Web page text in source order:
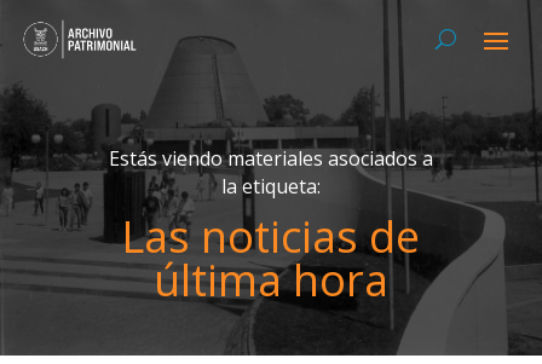
Estás viendo materiales asociados a
la etiqueta:
Las noticias de
última hora